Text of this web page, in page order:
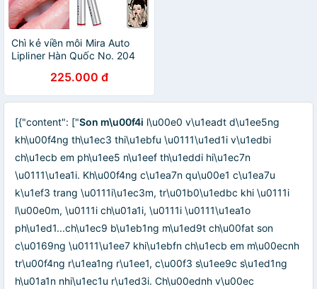
Chì kẻ viền môi Mira Auto
Lipliner Hàn Quốc No. 204
225.000 đ
[{"content": ["Son m\u00f4i l\u00e0 v\u1eadt d\u1ee5ng
kh\u00f4ng th\u1ec3 thi\u1ebfu \u0111\u1ed1i v\u1edbi
ch\u1ecb em ph\u1ee5 n\u1eef th\u1eddi hi\u1ec7n
\u0111\u1ea1i. Kh\u00f4ng c\u1ea7n qu\u00e1 c\u1ea7u
k\u1ef3 trang \u0111i\u1ec3m, tr\u01b0\u1edbc khi \u0111i
l\u00e0m, \u0111i ch\u01a1i, \u0111i \u0111\u1ea1o
ph\u1ed1...ch\u1ec9 b\u1eb1ng m\u1ed9t ch\u00fat son
c\u0169ng \u0111\u1ee7 khi\u1ebfn ch\u1ecb em m\u00ecnh
tr\u00f4ng r\u1ea1ng r\u1ee1, c\u00f3 s\u1ee9c s\u1ed1ng
h\u01a1n nhi\u1ec1u r\u1ed3i. Ch\u00ednh v\u00ec